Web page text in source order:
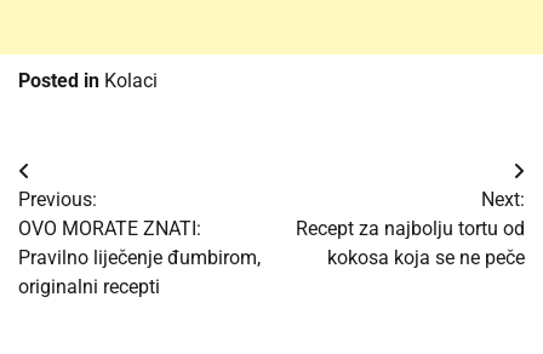
Posted in Kolaci
Post
navigation
Previous:
OVO MORATE ZNATI:
Pravilno liječenje đumbirom,
originalni recepti
Next:
Recept za najbolju tortu od
kokosa koja se ne peče